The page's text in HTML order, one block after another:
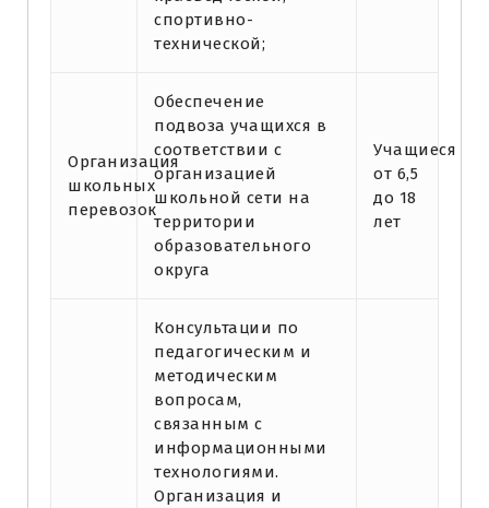
спортивно-
технической;
Организация
школьных
перевозок
Обеспечение
подвоза учащихся в
соответствии с
организацией
школьной сети на
территории
образовательного
округа
Учащиеся
от 6,5
до 18
лет
Консультации по
педагогическим и
методическим
вопросам,
связанным с
информационными
технологиями.
Организация и